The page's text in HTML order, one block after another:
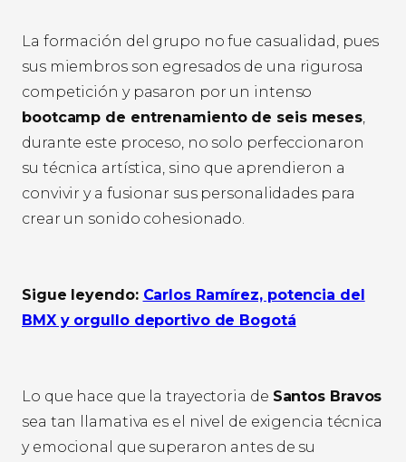
La formación del grupo no fue casualidad, pues
sus miembros son egresados de una rigurosa
competición y pasaron por un intenso
bootcamp de entrenamiento de seis meses,
durante este proceso, no solo perfeccionaron
su técnica artística, sino que aprendieron a
convivir y a fusionar sus personalidades para
crear un sonido cohesionado.
Sigue leyendo: Carlos Ramírez, potencia del
BMX y orgullo deportivo de Bogotá
Lo que hace que la trayectoria de Santos Bravos
sea tan llamativa es el nivel de exigencia técnica
y emocional que superaron antes de su